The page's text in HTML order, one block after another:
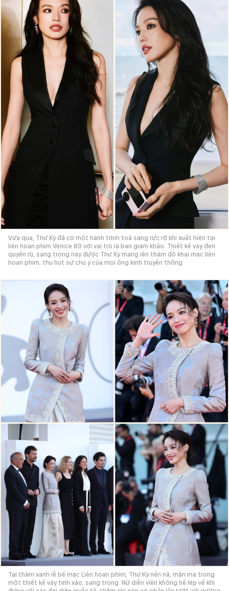
Vừa qua, Thư Kỳ đã có một hành trình toả sáng rực rỡ khi xuất hiện tại
liên hoan phim Venice 80 với vai trò là ban giám khảo. Thiết kế váy đen
quyến rũ, sang trọng này được Thư Kỳ mang lên thảm đỏ khai mạc liên
hoan phim, thu hút sự chú ý của mọi ống kính truyền thông
Tại thảm xanh lễ bế mạc Liên hoan phim, Thư Kỳ nền nã, mặn mà trong
một thiết kế váy tinh xảo, sang trọng. Nữ diễn viên không hề lép vế khi